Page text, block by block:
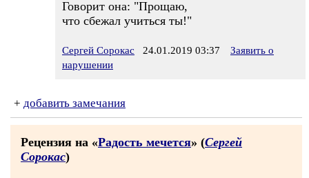
Говорит она: "Прощаю,
что сбежал учиться ты!"
Сергей Сорокас 24.01.2019 03:37
Заявить о
нарушении
+ добавить замечания
Рецензия на «Радость мечется» (Сергей
Сорокас)